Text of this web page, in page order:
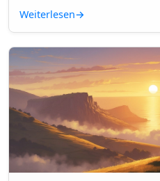
Weiterlesen→